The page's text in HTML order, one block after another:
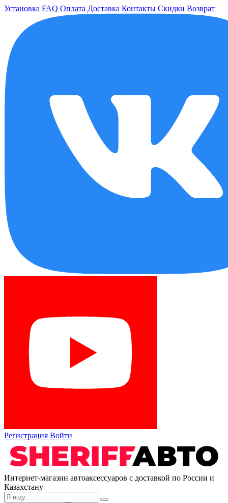
Установка FAQ Оплата Доставка Контакты Скидки Возврат
Регистрация Войти
Интернет-магазин автоаксессуаров с доставкой по России и
Казахстану